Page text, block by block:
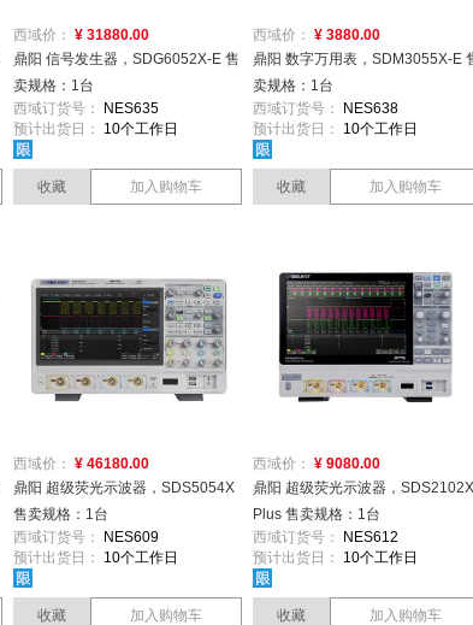
西域价： ¥ 31880.00
鼎阳 信号发生器，SDG6052X-E 售
卖规格：1台
西域订货号：
NES635
预计出货日：
10个工作日
收藏 加入购物车
西域价： ¥ 3880.00
鼎阳 数字万用表，SDM3055X-E
卖规格：1台
西域订货号：
NES638
预计出货日：
10个工作日
收藏 加入购物车
西域价： ¥ 46180.00
鼎阳 超级荧光示波器，SDS5054X
售卖规格：1台
西域订货号：
NES609
预计出货日：
10个工作日
收藏 加入购物车
西域价： ¥ 9080.00
鼎阳 超级荧光示波器，SDS2102X
Plus 售卖规格：1台
西域订货号：
NES612
预计出货日：
10个工作日
收藏 加入购物车